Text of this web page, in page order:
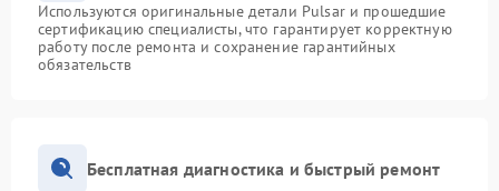
Используются оригинальные детали Pulsar и прошедшие
сертификацию специалисты, что гарантирует корректную
работу после ремонта и сохранение гарантийных
обязательств
Бесплатная диагностика и быстрый ремонт